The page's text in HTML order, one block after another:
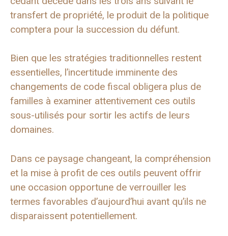
transfert de propriété, le produit de la politique
comptera pour la succession du défunt.
Bien que les stratégies traditionnelles restent
essentielles, l’incertitude imminente des
changements de code fiscal obligera plus de
familles à examiner attentivement ces outils
sous-utilisés pour sortir les actifs de leurs
domaines.
Dans ce paysage changeant, la compréhension
et la mise à profit de ces outils peuvent offrir
une occasion opportune de verrouiller les
termes favorables d’aujourd’hui avant qu’ils ne
disparaissent potentiellement.